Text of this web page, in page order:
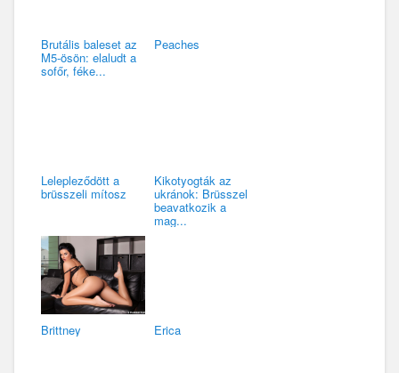
Brutális baleset az
M5-ösön: elaludt a
sofőr, féke...
Peaches
Lelepleződött a
brüsszeli mítosz
Kikotyogták az
ukránok: Brüsszel
beavatkozik a
mag...
Brittney Erica